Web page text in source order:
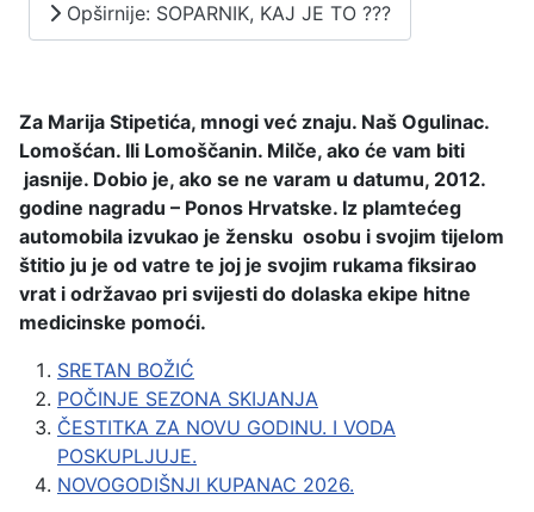
Opširnije: SOPARNIK, KAJ JE TO ???
Za Marija Stipetića, mnogi već znaju. Naš Ogulinac.
Lomošćan. Ili Lomoščanin. Milče, ako će vam biti
jasnije. Dobio je, ako se ne varam u datumu, 2012.
godine nagradu – Ponos Hrvatske. Iz plamtećeg
automobila izvukao je žensku osobu i svojim tijelom
štitio ju je od vatre te joj je svojim rukama fiksirao
vrat i održavao pri svijesti do dolaska ekipe hitne
medicinske pomoći.
SRETAN BOŽIĆ
POČINJE SEZONA SKIJANJA
ČESTITKA ZA NOVU GODINU. I VODA
POSKUPLJUJE.
NOVOGODIŠNJI KUPANAC 2026.